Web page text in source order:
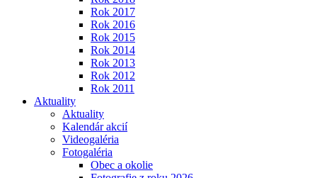
Rok 2017
Rok 2016
Rok 2015
Rok 2014
Rok 2013
Rok 2012
Rok 2011
Aktuality
Aktuality
Kalendár akcií
Videogaléria
Fotogaléria
Obec a okolie